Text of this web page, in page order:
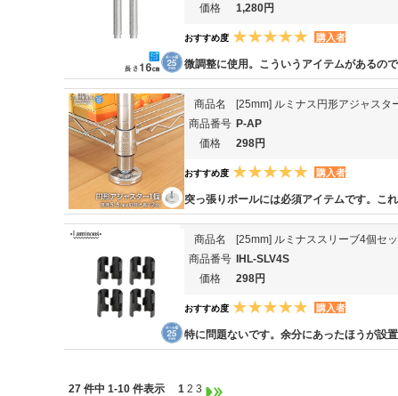
価格
1,280円
おすすめ度 購入者
微調整に使用。こういうアイテムがあるの
商品名
[25mm] ルミナス円形アジャスタ
商品番号 P-AP
価格
298円
おすすめ度 購入者
突っ張りポールには必須アイテムです。こ
商品名
[25mm] ルミナススリーブ4個セッ
商品番号
IHL-SLV4S
価格
298円
おすすめ度 購入者
特に問題ないです。余分にあったほうが設置
27 件中 1-10 件表示 1 2 3